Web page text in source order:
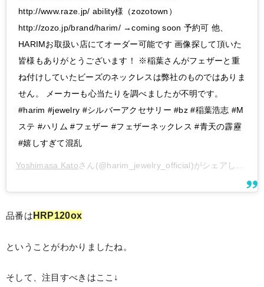
http://www.raze.jp/ ability様（zozotown）
http://zozo.jp/brand/harim/ →coming soon 予約可 他、
HARIMお取扱い店にてオーダー可能です 画像探して頂いた
皆様もありがとうございます！ ※稲葉さんがフェザーと重
ね付けしていたビーズのネックレスは弊社のものではありま
せん。 メーカーも心当たりを調べましたが不明です。
#harim #jewelry #シルバーアクセサリー #bz #稲葉浩志 #M
ステ #ハリム #フェザー #フェザーネックレス #青天の霹靂
#嬉しすぎて混乱
Yoshimasa Katoさん(@harim_jewelry_official)がシェアした投稿 –
品番は HRP120ox
ということがわかりましたね。
そして、注目すべきはここ↓